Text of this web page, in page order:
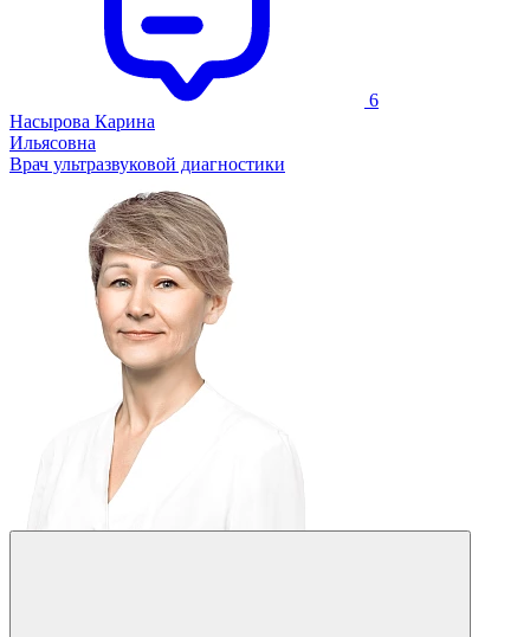
6
Насырова Карина
Ильясовна
Врач ультразвуковой диагностики